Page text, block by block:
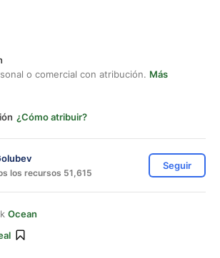
o comercial con atribución. Más
¿Cómo atribuir?
los recursos 51,615
Seguir
Ocean